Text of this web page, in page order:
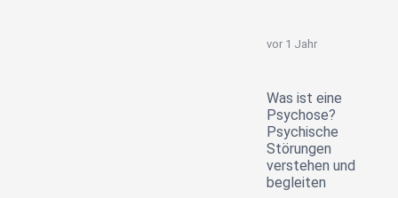
vor 1 Jahr
Was ist eine
Psychose?
Psychische
Störungen
verstehen und
begleiten